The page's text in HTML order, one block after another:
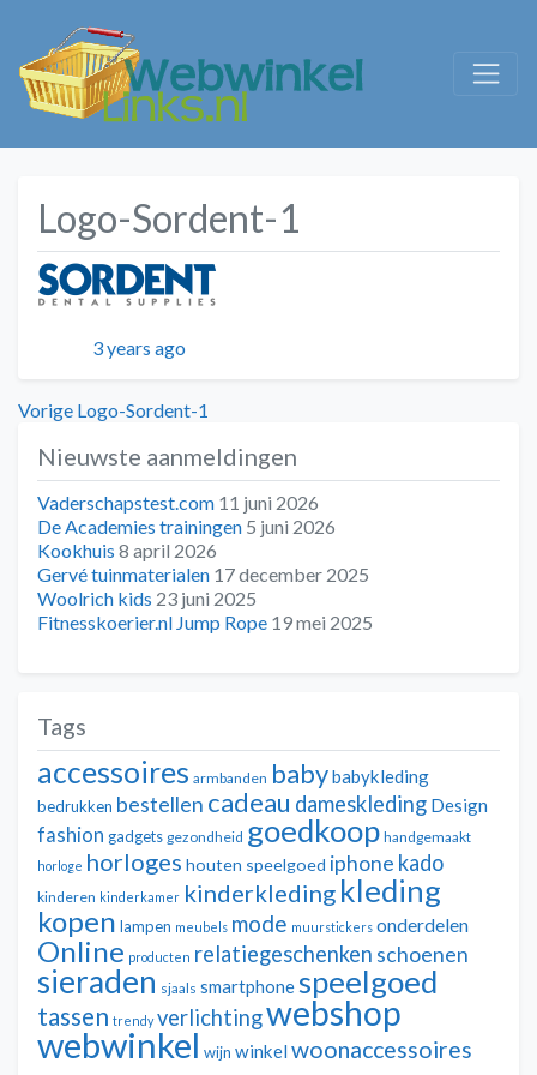
Logo-Sordent-1
Geplaatst
3 years ago
Bericht
navigatie
Vorige Vorig
Logo-Sordent-1
Nieuwste aanmeldingen
Vaderschapstest.com 11 juni 2026
De Academies trainingen 5 juni 2026
Kookhuis 8 april 2026
Gervé tuinmaterialen 17 december 2025
Woolrich kids 23 juni 2025
Fitnesskoerier.nl Jump Rope 19 mei 2025
Tags
accessoires armbanden babybabykleding
bedrukken bestellen cadeau dameskleding Design
fashion gadgets gezondheid goedkoop handgemaakt
horloge horloges houten speelgoed iphone kado
kinderen kinderkamer kinderkleding kleding
kopen lampen meubels mode muurstickers onderdelen
Online producten relatiegeschenken schoenen
sieraden sjaals smartphonespeelgoed
tassen trendy verlichtingwebshop
webwinkel wijn winkelwoonaccessoires